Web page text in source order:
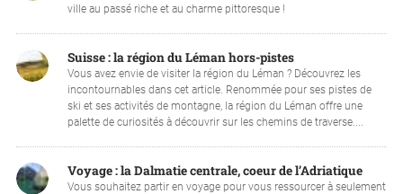
ville au passé riche et au charme pittoresque !
Suisse : la région du Léman hors-pistes
Vous avez envie de visiter la région du Léman ? Découvrez les
incontournables dans cet article. Renommée pour ses pistes de
ski et ses activités de montagne, la région du Léman offre une
palette de curiosités à découvrir sur les chemins de traverse....
Voyage : la Dalmatie centrale, coeur de l’Adriatique
Vous souhaitez partir en voyage pour vous ressourcer à seulement